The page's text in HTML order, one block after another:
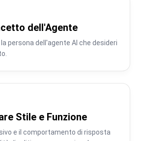
dell'Agente
persona dell'agente AI che desideri
Stile e Funzione
e il comportamento di risposta